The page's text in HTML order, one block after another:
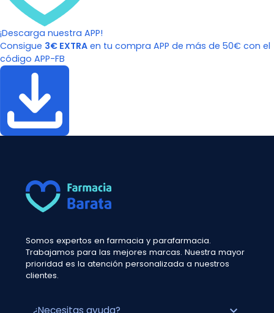
¡Descarga nuestra APP!
Consigue 3€ EXTRA en tu compra APP de más de 50€ con el
código APP-FB
Somos expertos en farmacia y parafarmacia.
Trabajamos para las mejores marcas. Nuestra mayor
prioridad es la atención personalizada a nuestros
clientes.